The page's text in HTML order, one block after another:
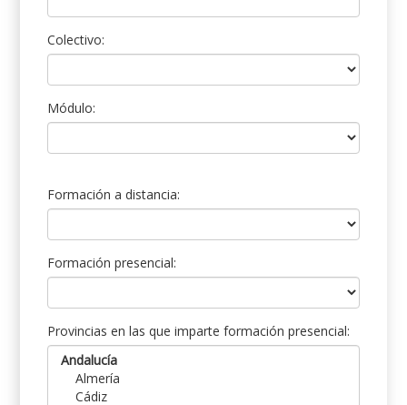
Colectivo:
Módulo:
Formación a distancia:
Formación presencial:
Provincias en las que imparte formación presencial: